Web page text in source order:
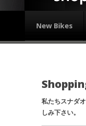
New Bikes
私たちスナダ
しみ下さい。